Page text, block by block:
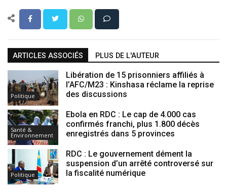
ARTICLES ASSOCIÉS PLUS DE L'AUTEUR
Politique
Libération de 15 prisonniers affiliés à
l’AFC/M23 : Kinshasa réclame la reprise
des discussions
Santé &
Environnement
Ebola en RDC : Le cap de 4.000 cas
confirmés franchi, plus 1.800 décès
enregistrés dans 5 provinces
Politique
RDC : Le gouvernement dément la
suspension d’un arrêté controversé sur
la fiscalité numérique